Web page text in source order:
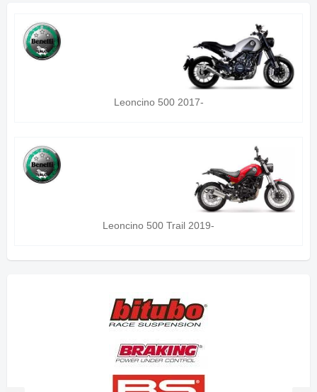
Leoncino 500 2017-
Leoncino 500 Trail 2019-